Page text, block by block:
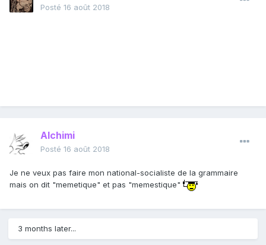
Posté 16 août 2018
Alchimi
Posté 16 août 2018
Je ne veux pas faire mon national-socialiste de la grammaire
mais on dit "memetique" et pas "memestique"
3 months later...